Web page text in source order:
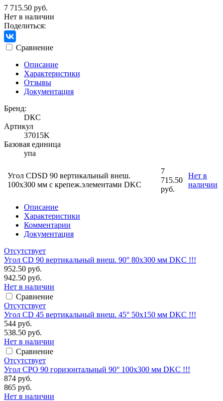
7 715.50 руб.
Нет в наличии
Поделиться:
Сравнение
Описание
Характеристики
Отзывы
Документация
Бренд:
DКС
Артикул
37015K
Базовая единица
упа
Угол CDSD 90 вертикальный внеш.
100х300 мм с крепеж.элементами DKC
7
715.50
руб.
Нет в
наличии
Описание
Характеристики
Комментарии
Документация
Отсутствует
Угол CD 90 вертикальный внеш. 90° 80х300 мм DKC !!!
952.50 руб.
942.50 руб.
Нет в наличии
Сравнение
Отсутствует
Угол CD 45 вертикальный внеш. 45° 50х150 мм DKC !!!
544 руб.
538.50 руб.
Нет в наличии
Сравнение
Отсутствует
Угол CPO 90 горизонтальный 90° 100х300 мм DKC !!!
874 руб.
865 руб.
Нет в наличии